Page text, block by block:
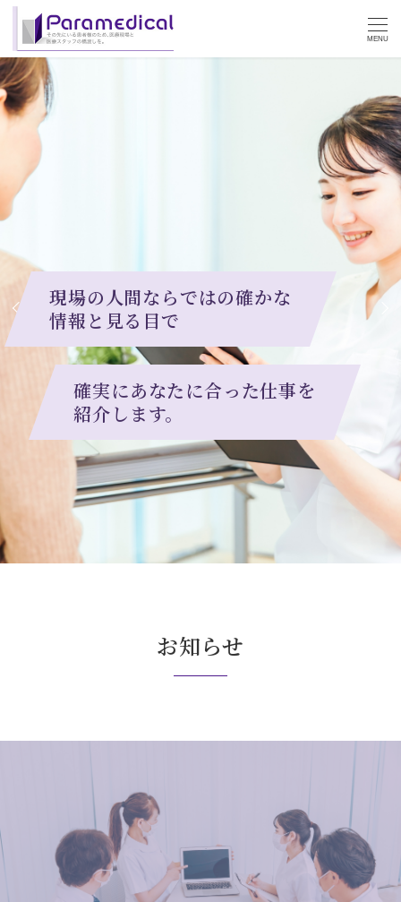
MENU
現場の人間ならではの確かな
情報と見る目で
確実にあなたに合った仕事を
紹介します。
お知らせ